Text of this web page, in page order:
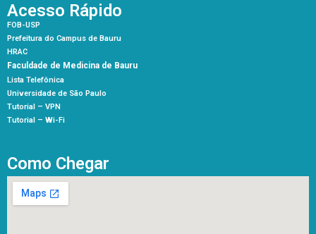
Acesso Rápido
FOB-USP
Prefeitura do Campus de Bauru
HRAC
Faculdade de Medicina de Bauru
Lista Telefônica
Universidade de São Paulo
Tutorial – VPN
Tutorial – Wi-Fi
Como Chegar